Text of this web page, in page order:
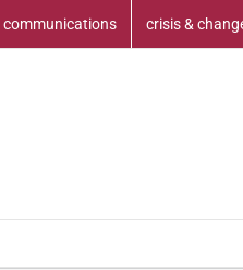
communications crisis &